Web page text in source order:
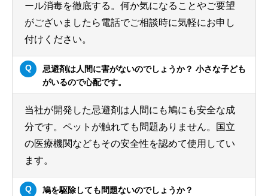
ール消毒を徹底する。何か気になることやご要望
がございましたら電話でご相談時に気軽にお申し
付けください。
忌避剤は人間に害がないのでしょうか？ 小さな子ども
がいるので心配です。
当社が開発した忌避剤は人間にも鳩にも安全な成
分です。ペットが触れても問題ありません。国立
の医療機関などもその安全性を認めて使用してい
ます。
鳩を駆除しても問題ないのでしょうか？